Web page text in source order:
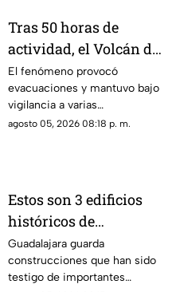
Tras 50 horas de
actividad, el Volcán de
Fuego se calma, pero la
alerta continúa
El fenómeno provocó
evacuaciones y mantuvo bajo
vigilancia a varias
comunidades por el riesgo de
agosto 05, 2026 08:18 p. m.
Estos son 3 edificios
históricos de
Guadalajara que tienes
que conocer al menos
una vez
Guadalajara guarda
construcciones que han sido
testigo de importantes